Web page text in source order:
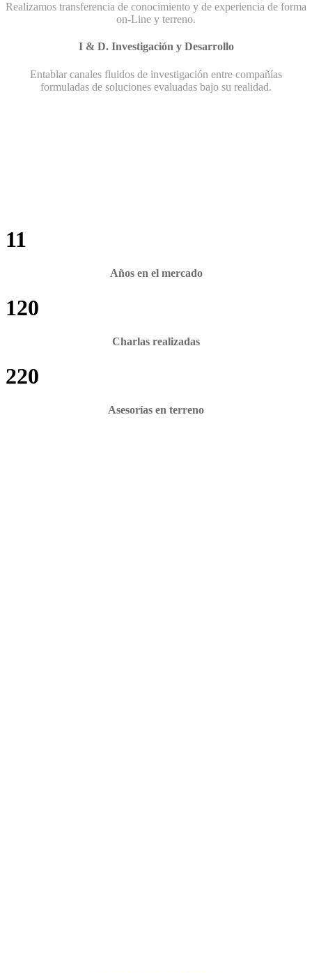
Realizamos transferencia de conocimiento y de experiencia de forma
on-Line y terreno.
I & D. Investigación y Desarrollo
Entablar canales fluidos de investigación entre compañías
formuladas de soluciones evaluadas bajo su realidad.
11
Años en el mercado
120
Charlas realizadas
220
Asesorías en terreno